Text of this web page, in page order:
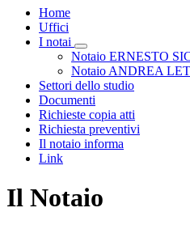
Home
Uffici
I notai
Visualizza menù di
Notaio ERNESTO
Notaio ANDREA
Settori dello studio
Documenti
Richieste copia atti
Richiesta preventivi
Il notaio informa
Link
Il Notaio